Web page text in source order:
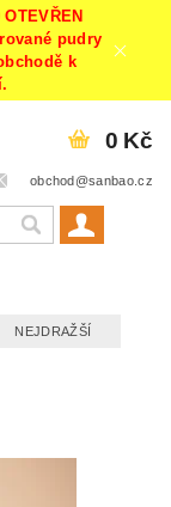
pudry
k
obchod@sanbao.cz
0 Kč
NEJDRAŽŠÍ